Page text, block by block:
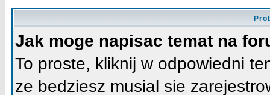
Jak moge napisac temat na
To proste, kliknij w odpowiedni
ze bedziesz musial sie